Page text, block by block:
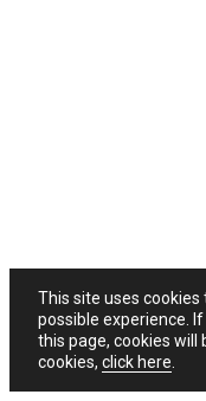
This site uses
possible experience.
this page, cookies will
cookies, click here